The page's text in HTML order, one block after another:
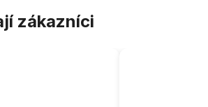
zákazníci